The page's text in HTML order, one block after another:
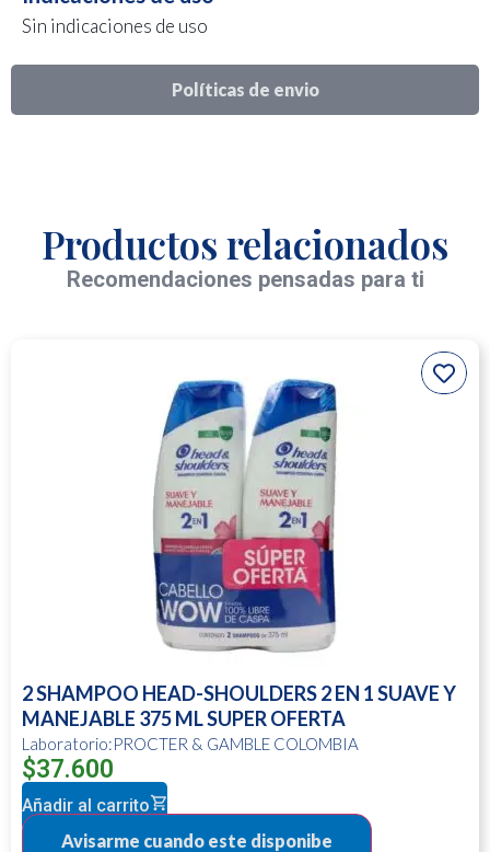
Políticas de envio
Sin indicaciones de uso
Productos relacionados
Recomendaciones pensadas para ti
2 SHAMPOO HEAD-SHOULDERS 2 EN 1 SUAVE Y
MANEJABLE 375 ML SUPER OFERTA
Laboratorio:PROCTER & GAMBLE COLOMBIA
$37.600
Añadir al carrito